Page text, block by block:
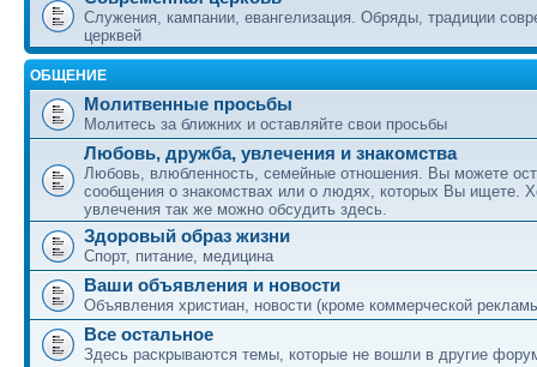
Служения, кампании, евангелизация. Обряды, традиции
церквей
ОБЩЕНИЕ
Молитвенные просьбы
Молитесь за ближних и оставляйте свои просьбы
Любовь, дружба, увлечения и знакомства
Любовь, влюбленность, семейные отношения. Вы можете
сообщения о знакомствах или о людях, которых Вы ищете.
увлечения так же можно обсудить здесь.
Здоровый образ жизни
Спорт, питание, медицина
Ваши объявления и новости
Объявления христиан, новости (кроме коммерческой
Все остальное
Здесь раскрываются темы, которые не вошли в другие